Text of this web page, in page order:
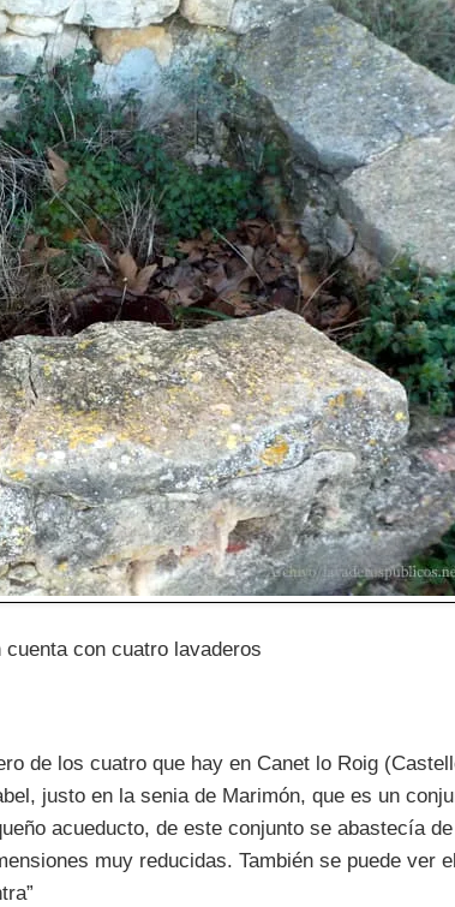
cuenta con cuatro lavaderos
de los cuatro que hay en Canet lo Roig
justo en la senia de Marimón, que es un
acueducto, de este conjunto se abastecía
muy reducidas. También se puede ver el